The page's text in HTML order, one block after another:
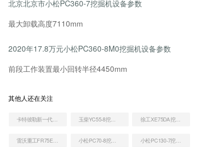
北京北京市小松PC360-7挖掘机设备参数
最大卸载高度7110mm
2020年17.8万元小松PC360-8M0挖掘机设备参数
前段工作装置最小回转半径4450mm
其他人还在关注
卡特彼勒新一代CAT®320 液压挖掘机 玉柴YC55-8挖掘机 徐工XE75DA挖掘机
雷沃重工FR75E2挖掘机 小松PC70-8挖掘机 小松PC130-7挖掘机